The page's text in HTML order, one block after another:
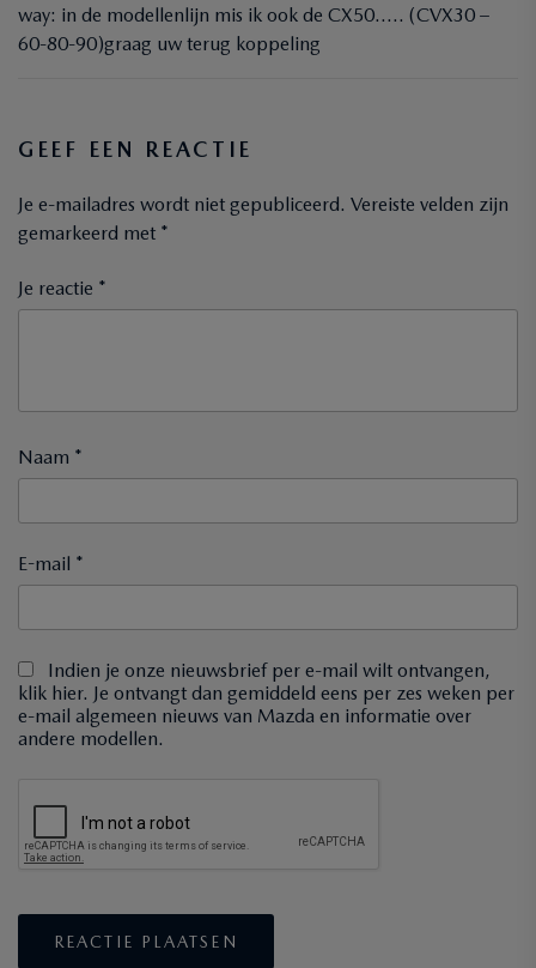
way: in de modellenlijn mis ik ook de CX50….. (CVX30 –
60-80-90)graag uw terug koppeling
GEEF EEN REACTIE
Je e-mailadres wordt niet gepubliceerd. Vereiste velden zijn
gemarkeerd met *
Je reactie *
Naam *
E-mail *
Indien je onze nieuwsbrief per e-mail wilt ontvangen,
klik hier. Je ontvangt dan gemiddeld eens per zes weken per
e-mail algemeen nieuws van Mazda en informatie over
andere modellen.